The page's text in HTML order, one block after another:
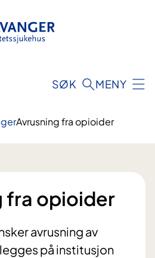
SØK MENY
Avrusning fra opioider
fra opioider
avrusning av
på institusjon